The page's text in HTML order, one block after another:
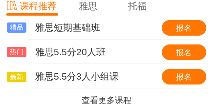
课程推荐 雅思 托福
雅思短期基础班 报名
雅思5.5分20人班 报名
雅思5.5分3人小组课 报名
查看更多课程
托福基础班 报名
托福基础班（套班） 报名
0起点冲30分VIP6人班 报名
查看更多课程
环球国际游学简介 报名
报名
报名
查看更多课程